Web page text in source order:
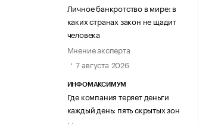
Личное банкротство в мире: в
каких странах закон не щадит
человека
Мнение эксперта
7 августа 2026
ИНФОМАКСИМУМ
Где компания теряет деньги
каждый день: пять скрытых зон